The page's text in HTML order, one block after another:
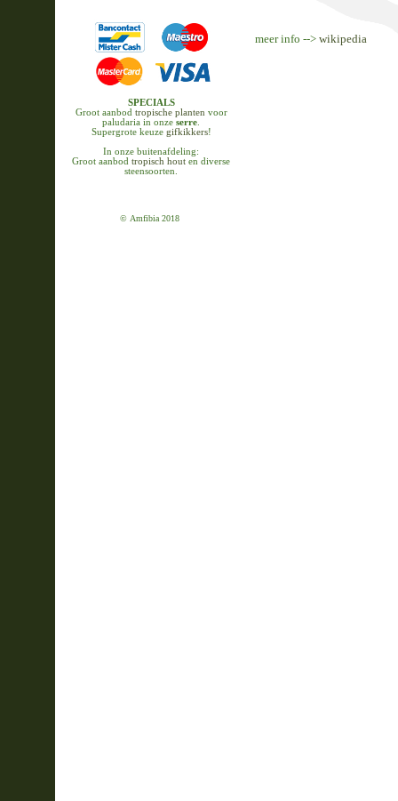
SPECIALS
Groot aanbod tropische planten voor
paludaria in onze serre
Supergrote keuze gifkikkers!
In onze buitenafdeling:
Groot aanbod tropisch hout en diverse
steensoorten.
© Amfibia 2018
meer info --> wikipedia